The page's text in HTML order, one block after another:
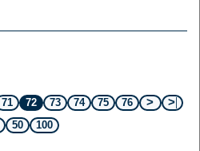
71 72 73 74 75
76
50 100